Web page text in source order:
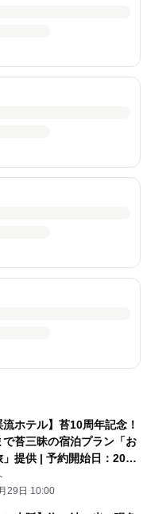
流ホテル】苔10周年記念！
苔三昧の宿泊プラン「お
」提供 | 予約開始日：2023
期間：2023年6月24日〜
日
29日 10:00